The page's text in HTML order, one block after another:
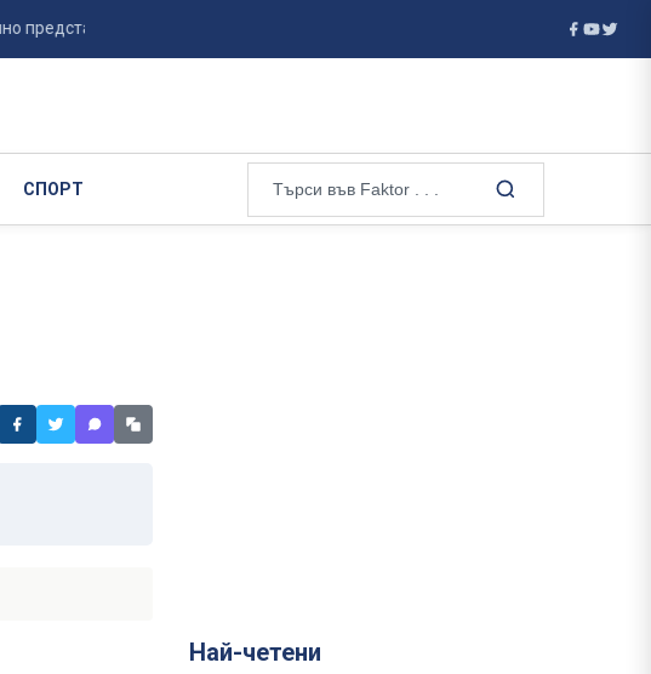
в последния моме... Активираха отново Каракачанов –
СПОРТ
Най-четени